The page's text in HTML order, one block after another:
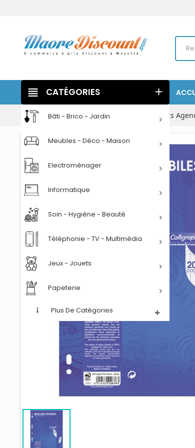
view_headline CATÉGORIES add
Bâti - Brico - Jardin
Meubles - Déco - Maison
Electroménager
Informatique
Soin - Hygiène - Beauté
Téléphonie - TV - Multimédia
Jeux - Jouets
Papeterie
Plus De Catégories
Accueil Papeterie Cahiers Carnets Blocs